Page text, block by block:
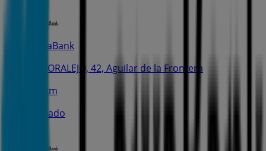
CaixaBank
C. MORALEJO, 42, Aguilar de la Frontera
8.4 km
Cerrado